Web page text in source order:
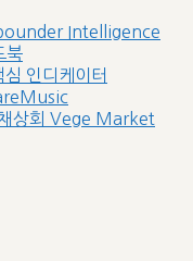
Intelligence
북
인디케이터
상회 Vege Market